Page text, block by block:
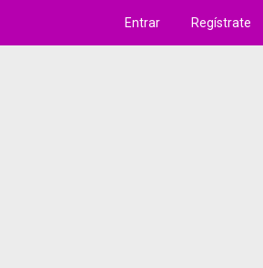
Entrar Regístrate